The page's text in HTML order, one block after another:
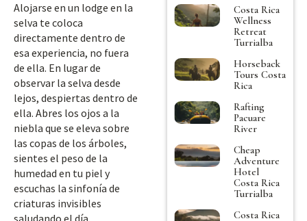
Alojarse en un lodge en la
selva te coloca
directamente dentro de
esa experiencia, no fuera
de ella. En lugar de
observar la selva desde
lejos, despiertas dentro de
ella. Abres los ojos a la
niebla que se eleva sobre
las copas de los árboles,
sientes el peso de la
humedad en tu piel y
escuchas la sinfonía de
criaturas invisibles
saludando el día.
Costa Rica
Wellness
Retreat
Turrialba
Horseback
Tours Costa
Rica
Rafting
Pacuare
River
Cheap
Adventure
Hotel
Costa Rica
Turrialba
Costa Rica